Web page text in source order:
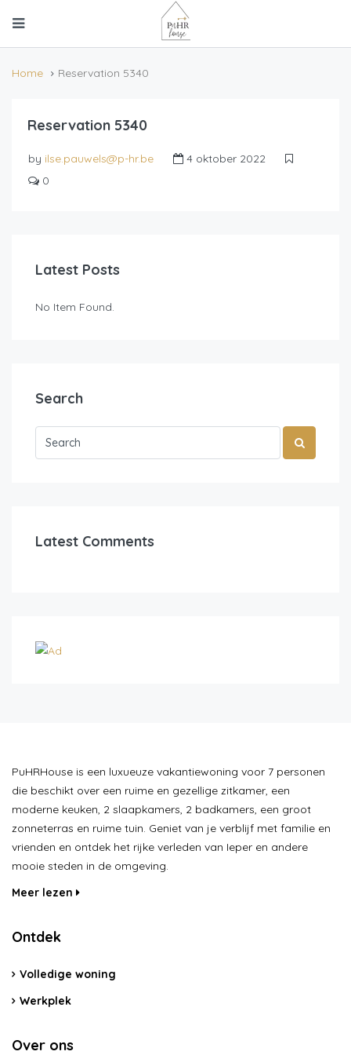
Home Reservation 5340
Reservation 5340
by ilse.pauwels@p-hr.be
4 oktober 2022
0
Latest Posts
No Item Found.
Search
Latest Comments
PuHRHouse is een luxueuze vakantiewoning voor 7 personen
die beschikt over een ruime en gezellige zitkamer, een
moderne keuken, 2 slaapkamers, 2 badkamers, een groot
zonneterras en ruime tuin. Geniet van je verblijf met familie en
vrienden en ontdek het rijke verleden van Ieper en andere
mooie steden in de omgeving.
Meer lezen
Ontdek
Volledige woning
Werkplek
Over ons